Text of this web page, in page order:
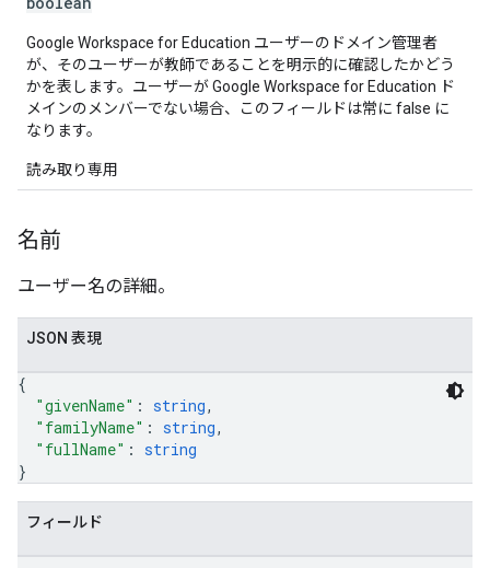
Google Workspace for Education ユーザーのドメイン管理者
が、そのユーザーが教師であることを明示的に確認したかどう
かを表します。ユーザーが Google Workspace for Education ド
メインのメンバーでない場合、このフィールドは常に false に
なります。
読み取り専用
名前
ユーザー名の詳細。
JSON 表現
{
"givenName" : string,
"familyName" : string,
"fullName" : string
}
フィールド